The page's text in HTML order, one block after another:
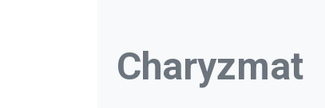
Charyzmat